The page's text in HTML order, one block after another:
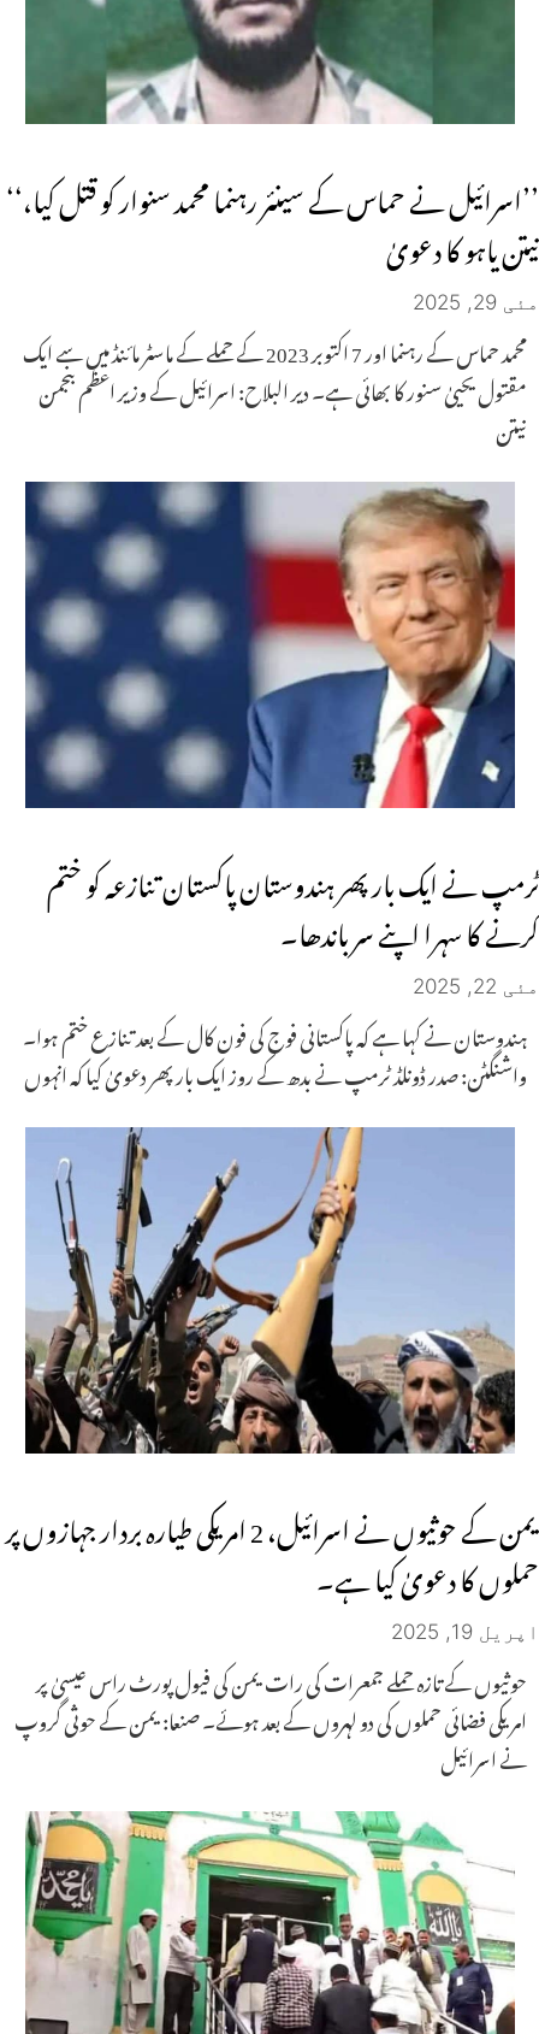
’’اسرائیل نے حماس کے سینئر رہنما محمد سنوار کو قتل کیا،‘‘
نیتن یاہو کا دعویٰ
مئی 29, 2025
محمد حماس کے رہنما اور 7 اکتوبر 2023 کے حملے کے ماسٹر مائنڈ میں سے ایک
مقتول یحییٰ سنور کا بھائی ہے۔ دیر البلاح: اسرائیل کے وزیر اعظم بنجمن
نیتن
ٹرمپ نے ایک بار پھر ہندوستان پاکستان تنازعہ کو ختم
کرنے کا سہرا اپنے سر باندھا۔
مئی 22, 2025
ہندوستان نے کہا ہے کہ پاکستانی فوج کی فون کال کے بعد تنازع ختم ہوا۔
واشنگٹن: صدر ڈونلڈ ٹرمپ نے بدھ کے روز ایک بار پھر دعویٰ کیا کہ انہوں
یمن کے حوثیوں نے اسرائیل، 2 امریکی طیارہ بردار جہازوں پر
حملوں کا دعویٰ کیا ہے۔
اپریل 19, 2025
حوثیوں کے تازہ حملے جمعرات کی رات یمن کی فیول پورٹ راس عیسیٰ پر
امریکی فضائی حملوں کی دو لہروں کے بعد ہوئے۔ صنعا: یمن کے حوثی گروپ
نے اسرائیل